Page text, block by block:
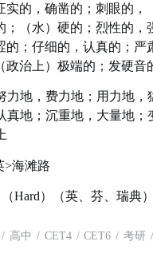
实的，确凿的；刺眼的，
；（水）硬的；烈性的，
的；仔细的，认真的；严
（政治上）极端的；发硬音
力地，费力地；用力地，
真地；沉重地，大量地；
上
>海滩路
（Hard）（英、芬、瑞典
/ 高中 / CET4 / CET6 / 考研 /